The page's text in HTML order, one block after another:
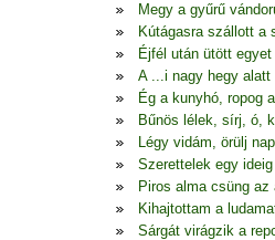
Megy a gyűrű
Kútágasra szállott a
Éjfél után ütött egyet
A ...i nagy hegy alatt
Ég a kunyhó, ropog
Bűnös lélek, sírj, ó,
Légy vidám, örülj
Szerettelek egy ideig
Piros alma csüng az
Kihajtottam a
Sárgát virágzik a